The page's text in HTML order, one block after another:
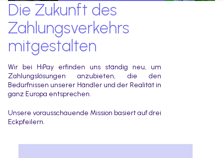
Die Zukunft des
Zahlungsverkehrs
mitgestalten
Wir bei HiPay erfinden uns ständig neu, um
Zahlungslösungen anzubieten, die den
Bedürfnissen unserer Händler und der Realität in
ganz Europa entsprechen.
Unsere vorausschauende Mission basiert auf drei
Eckpfeilern.